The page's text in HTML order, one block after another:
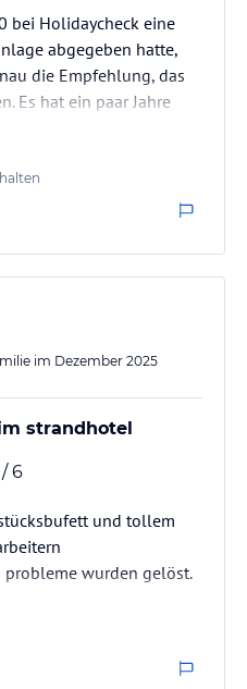
bei Holidaycheck eine
abgegeben hatte,
die Empfehlung, das
Es hat ein paar Jahre
es tatsächlich mal
toll: Das Zimmer
und das Shampoo in
diese Probleme
im Dezember 2025
strandhotel
/ 6
und tollem
probleme wurden gelöst.